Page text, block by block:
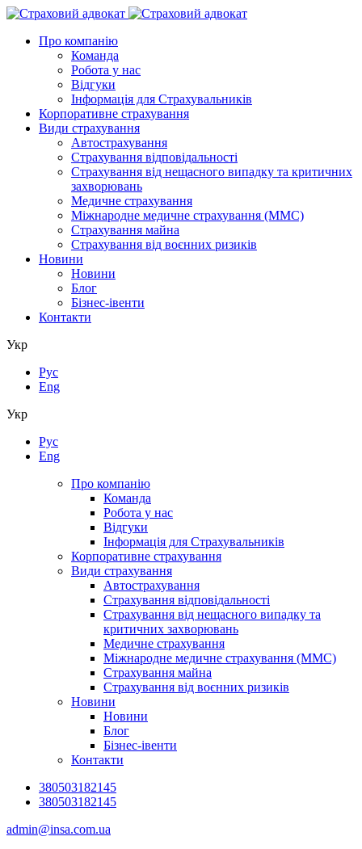
Про компанію
Команда
Робота у нас
Відгуки
Інформація для Страхувальників
Корпоративне страхування
Види страхування
Автострахування
Страхування відповідальності
Страхування від нещасного випадку та критичних
захворювань
Медичне страхування
Міжнародне медичне страхування (ММС)
Страхування майна
Страхування від воєнних ризиків
Новини
Новини
Блог
Бізнес-івенти
Контакти
Укр
Рус
Eng
Укр
Рус
Eng
Про компанію
Команда
Робота у нас
Відгуки
Інформація для Страхувальників
Корпоративне страхування
Види страхування
Автострахування
Страхування відповідальності
Страхування від нещасного випадку та
критичних захворювань
Медичне страхування
Міжнародне медичне страхування (ММС)
Страхування майна
Страхування від воєнних ризиків
Новини
Новини
Блог
Бізнес-івенти
Контакти
380503182145
380503182145
admin@insa.com.ua